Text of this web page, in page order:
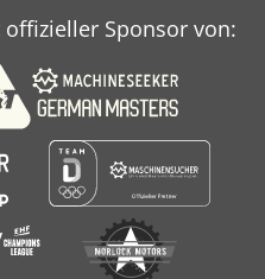
Sponsor von: